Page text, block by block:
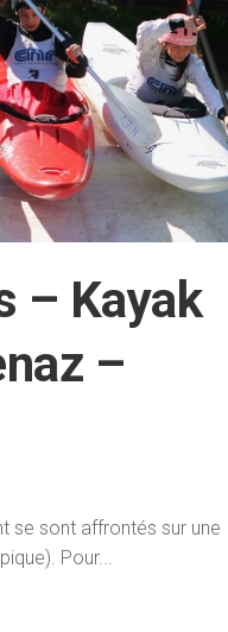
– Kayak
–
se sont affrontés sur une
Pour...